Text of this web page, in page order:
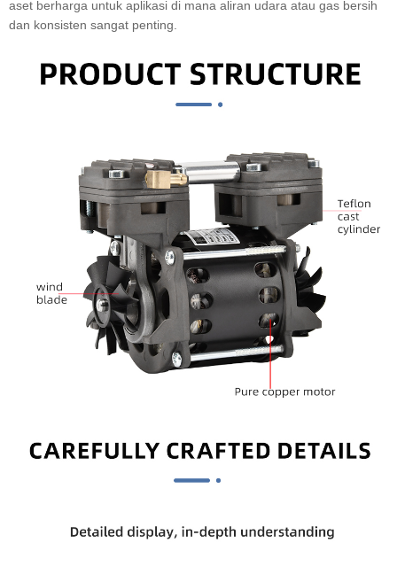
aset berharga untuk aplikasi di mana aliran udara atau gas bersih
dan konsisten sangat penting.